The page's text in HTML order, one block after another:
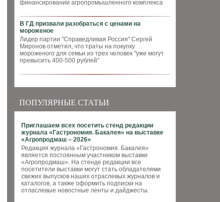
финансировании агропромышленного комплекса
В ГД призвали разобраться с ценами на
мороженое
Лидер партии "Справедливая Россия" Сергей
Миронов отметил, что траты на покупку
мороженого для семьи из трех человек "уже могут
превысить 400-500 рублей"
ПОПУЛЯРНЫЕ СТАТЬИ
Приглашаем всех посетить стенд редакции
журнала «Гастрономия. Бакалея» на выставке
«Агропродмаш – 2026»
Редакция журнала «Гастрономия. Бакалея»
является постоянным участником выставки
«Агропродмаш». На стенде редакции все
посетители выставки могут стать обладателями
свежих выпусков наших отраслевых журналов и
каталогов, а также оформить подписки на
отласлевые новостные ленты и дайджесты.